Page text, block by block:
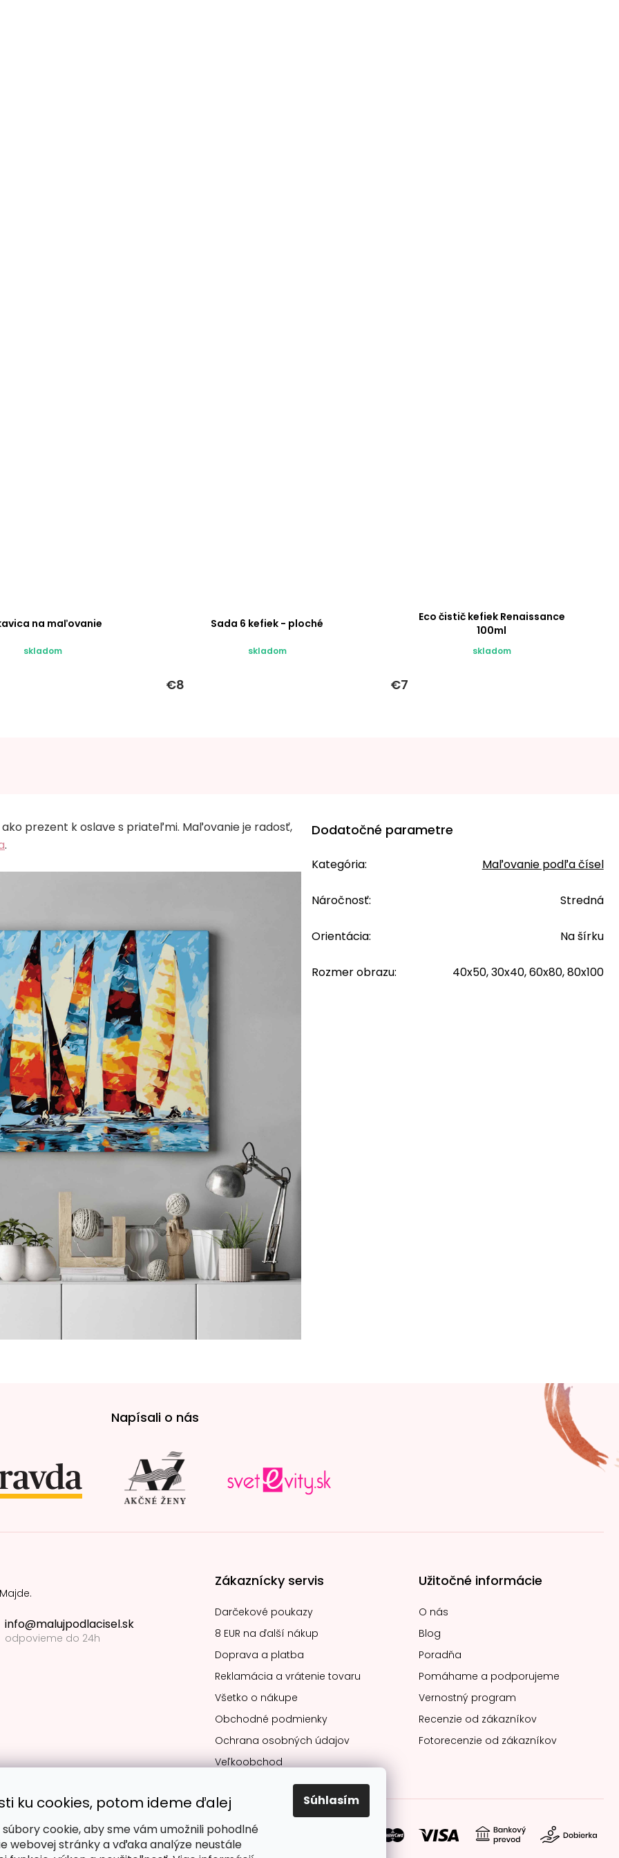
ku cookies, potom ideme ďalej
cookie, aby sme vám umožnili pohodlné
webovej stránky a vďaka analýze neustále
Súhlasím
na maľovanie
skladom
Sada 6 kefiek - ploché
skladom
€8
Eco čistič kefiek Renaissance
100ml
skladom
€7
prezent k oslave s priateľmi. Maľovanie je radosť,
.
Dodatočné parametre
Kategória: Maľovanie podľa čísel
Náročnosť: Stredná
Orientácia: Na šírku
Rozmer obrazu: 40x50, 30x40, 60x80, 80x100
Napísali o nás
info@malujpodlacisel.sk
odpovieme do 24h
Zákaznícky servis
Darčekové poukazy
8 EUR na ďalší nákup
Doprava a platba
Reklamácia a vrátenie tovaru
Všetko o nákupe
Obchodné podmienky
Ochrana osobných údajov
Veľkoobchod
Užitočné informácie
O nás
Blog
Poradňa
Pomáhame a podporujeme
Vernostný program
Recenzie od zákazníkov
Fotorecenzie od zákazníkov
Obľúbené spôsoby platby: